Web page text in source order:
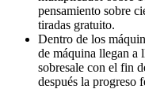
pensamiento sobre
tiradas gratuito.
Dentro de los
de máquina llegan a
sobresale con el fin
después la progreso